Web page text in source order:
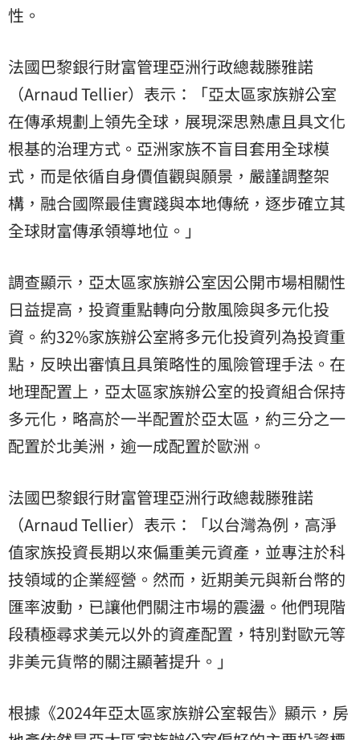
性。
法國巴黎銀行財富管理亞洲行政總裁滕雅諾
（Arnaud Tellier）表示：「亞太區家族辦公室
在傳承規劃上領先全球，展現深思熟慮且具文化
根基的治理方式。亞洲家族不盲目套用全球模
式，而是依循自身價值觀與願景，嚴謹調整架
構，融合國際最佳實踐與本地傳統，逐步確立其
全球財富傳承領導地位。」
調查顯示，亞太區家族辦公室因公開市場相關性
日益提高，投資重點轉向分散風險與多元化投
資。約32%家族辦公室將多元化投資列為投資重
點，反映出審慎且具策略性的風險管理手法。在
地理配置上，亞太區家族辦公室的投資組合保持
多元化，略高於一半配置於亞太區，約三分之一
配置於北美洲，逾一成配置於歐洲。
法國巴黎銀行財富管理亞洲行政總裁滕雅諾
（Arnaud Tellier）表示：「以台灣為例，高淨
值家族投資長期以來偏重美元資產，並專注於科
技領域的企業經營。然而，近期美元與新台幣的
匯率波動，已讓他們關注市場的震盪。他們現階
段積極尋求美元以外的資產配置，特別對歐元等
非美元貨幣的關注顯著提升。」
根據《2024年亞太區家族辦公室報告》顯示， 房